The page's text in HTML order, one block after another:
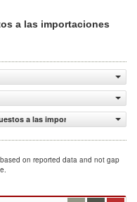
a las importaciones
a las importaciones (% de la
on reported data and not gap